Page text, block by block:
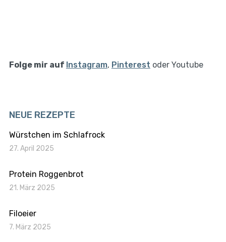
Folge mir auf Instagram, Pinterest oder Youtube
NEUE REZEPTE
Würstchen im Schlafrock
27. April 2025
Protein Roggenbrot
21. März 2025
Filoeier
7. März 2025